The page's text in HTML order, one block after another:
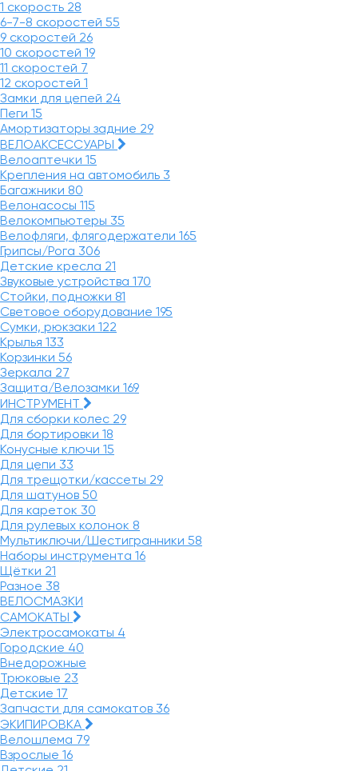
1 скорость 28
6-7-8 скоростей 55
9 скоростей 26
10 скоростей 19
11 скоростей 7
12 скоростей 1
Замки для цепей 24
Пеги 15
Амортизаторы задние 29
ВЕЛОАКСЕССУАРЫ
Велоаптечки 15
Крепления на автомобиль 3
Багажники 80
Велонасосы 115
Велокомпьютеры 35
Велофляги, флягодержатели 165
Грипсы/Рога 306
Детские кресла 21
Звуковые устройства 170
Стойки, подножки 81
Световое оборудование 195
Сумки, рюкзаки 122
Крылья 133
Корзинки 56
Зеркала 27
Защита/Велозамки 169
ИНСТРУМЕНТ
Для сборки колес 29
Для бортировки 18
Конусные ключи 15
Для цепи 33
Для трещотки/кассеты 29
Для шатунов 50
Для кареток 30
Для рулевых колонок 8
Мультиключи/Шестигранники 58
Наборы инструмента 16
Щётки 21
Разное 38
ВЕЛОСМАЗКИ
САМОКАТЫ
Электросамокаты 4
Городские 40
Внедорожные
Трюковые 23
Детские 17
Запчасти для самокатов 36
ЭКИПИРОВКА
Велошлема 79
Взрослые 16